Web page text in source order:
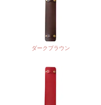
ダークブラウン